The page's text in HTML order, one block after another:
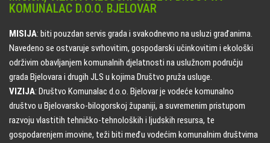
KOMUNALAC D.O.O. BJELOVAR
MISIJA: biti pouzdan servis grada i svakodnevno na usluzi građanima.
Navedeno se ostvaruje svrhovitim, gospodarski učinkovitim i ekološki
održivim obavljanjem komunalnih djelatnosti na uslužnom području
grada Bjelovara i drugih JLS u kojima Društvo pruža usluge.
VIZIJA: Društvo Komunalac d.o.o. Bjelovar je vodeće komunalno
društvo u Bjelovarsko-bilogorskoj županiji, a suvremenim pristupom
razvoju vlastitih tehničko-tehnoloških i ljudskih resursa, te
gospodarenjem imovine, teži biti među vodećim komunalnim društvima